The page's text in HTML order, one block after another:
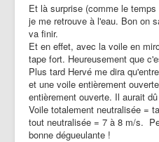
Et là surprise (comme le
je me retrouve à l'eau. Bon on
va finir.
Et en effet, avec la voile en
tape fort. Heureusement que
Plus tard Hervé me dira
et une voile entièrement
entièrement ouverte. Il aurait
Voile totalement neutralisée =
tout neutralisée = 7 à 8 m/s.
bonne dégueulante !